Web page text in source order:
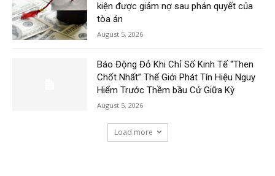
kiện được giảm nợ sau phán quyết của
tòa án
August 5, 2026
Báo Động Đỏ Khi Chỉ Số Kinh Tế “Then
Chốt Nhất” Thế Giới Phát Tín Hiệu Nguy
Hiểm Trước Thềm bầu Cử Giữa Kỳ
August 5, 2026
Load more